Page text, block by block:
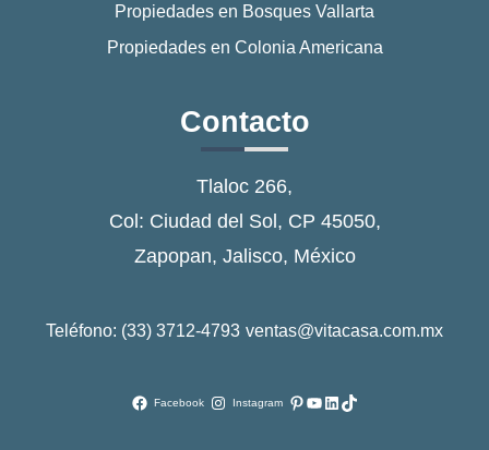
Propiedades en Bosques Vallarta
Propiedades en Colonia Americana
Contacto
Tlaloc 266,
Col: Ciudad del Sol, CP 45050,
Zapopan, Jalisco, México
Teléfono: (33) 3712-4793 ventas@vitacasa.com.mx
Facebook Instagram Pinterest
YouTube
LinkedIn
TikTok